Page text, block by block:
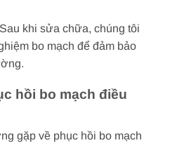
khi sửa chữa, chúng tôi
bo mạch để đảm bảo
hồi bo mạch điều
gặp về phục hồi bo mạch